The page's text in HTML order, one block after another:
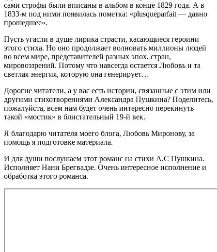
сами строфы были вписаны в альбом в конце 1829 года. А в
1833-м под ними появилась пометка: «plusqueparfait — давно
прошедшее».
Пусть угасли в душе лирика страсти, касающиеся героини
этого стиха. Но оно продолжает волновать миллионы людей
во всем мире, представителей разных эпох, стран,
мировоззрений. Потому что навсегда остается Любовь и та
светлая энергия, которую она генерирует…
Дорогие читатели, а у вас есть истории, связанные с этим или
другими стихотворениями Александра Пушкина? Поделитесь,
пожалуйста, всем нам будет очень интересно перекинуть
такой «мостик» в блистательный 19-й век.
Я благодарю читателя моего блога, Любовь Миронову, за
помощь я подготовке материала.
И для души послушаем этот романс на стихи А.С Пушкина.
Исполняет Нани Брегвадзе. Очень интересное исполнение и
обработка этого романса.